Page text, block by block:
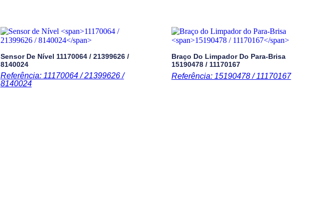
Sensor De Nível 11170064 / 21399626 /
8140024
Referência: 11170064 / 21399626 /
8140024
Braço Do Limpador Do Para-Brisa
15190478 / 11170167
Referência: 15190478 / 11170167